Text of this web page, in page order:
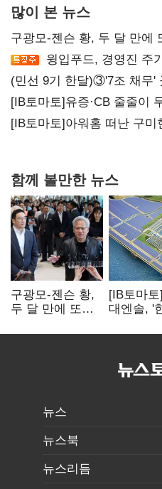
많이 본 뉴스
구광모-젠슨 황, 두 달 만에
윙입푸드, 경영진 주
(민선 9기 한달)③'7조 채무'
20년만에 '비상재정' 선언 승
[IB토마토]유증·CB 줄줄이
상폐 압박
[IB토마토]아워홈 떠난 구
함께 볼만한 뉴스
구광모-젠슨 황,
두 달 만에 또
등 논의
[IB토마토
대엔솔, '
세액공제
뉴스
뉴스북
뉴스리듬